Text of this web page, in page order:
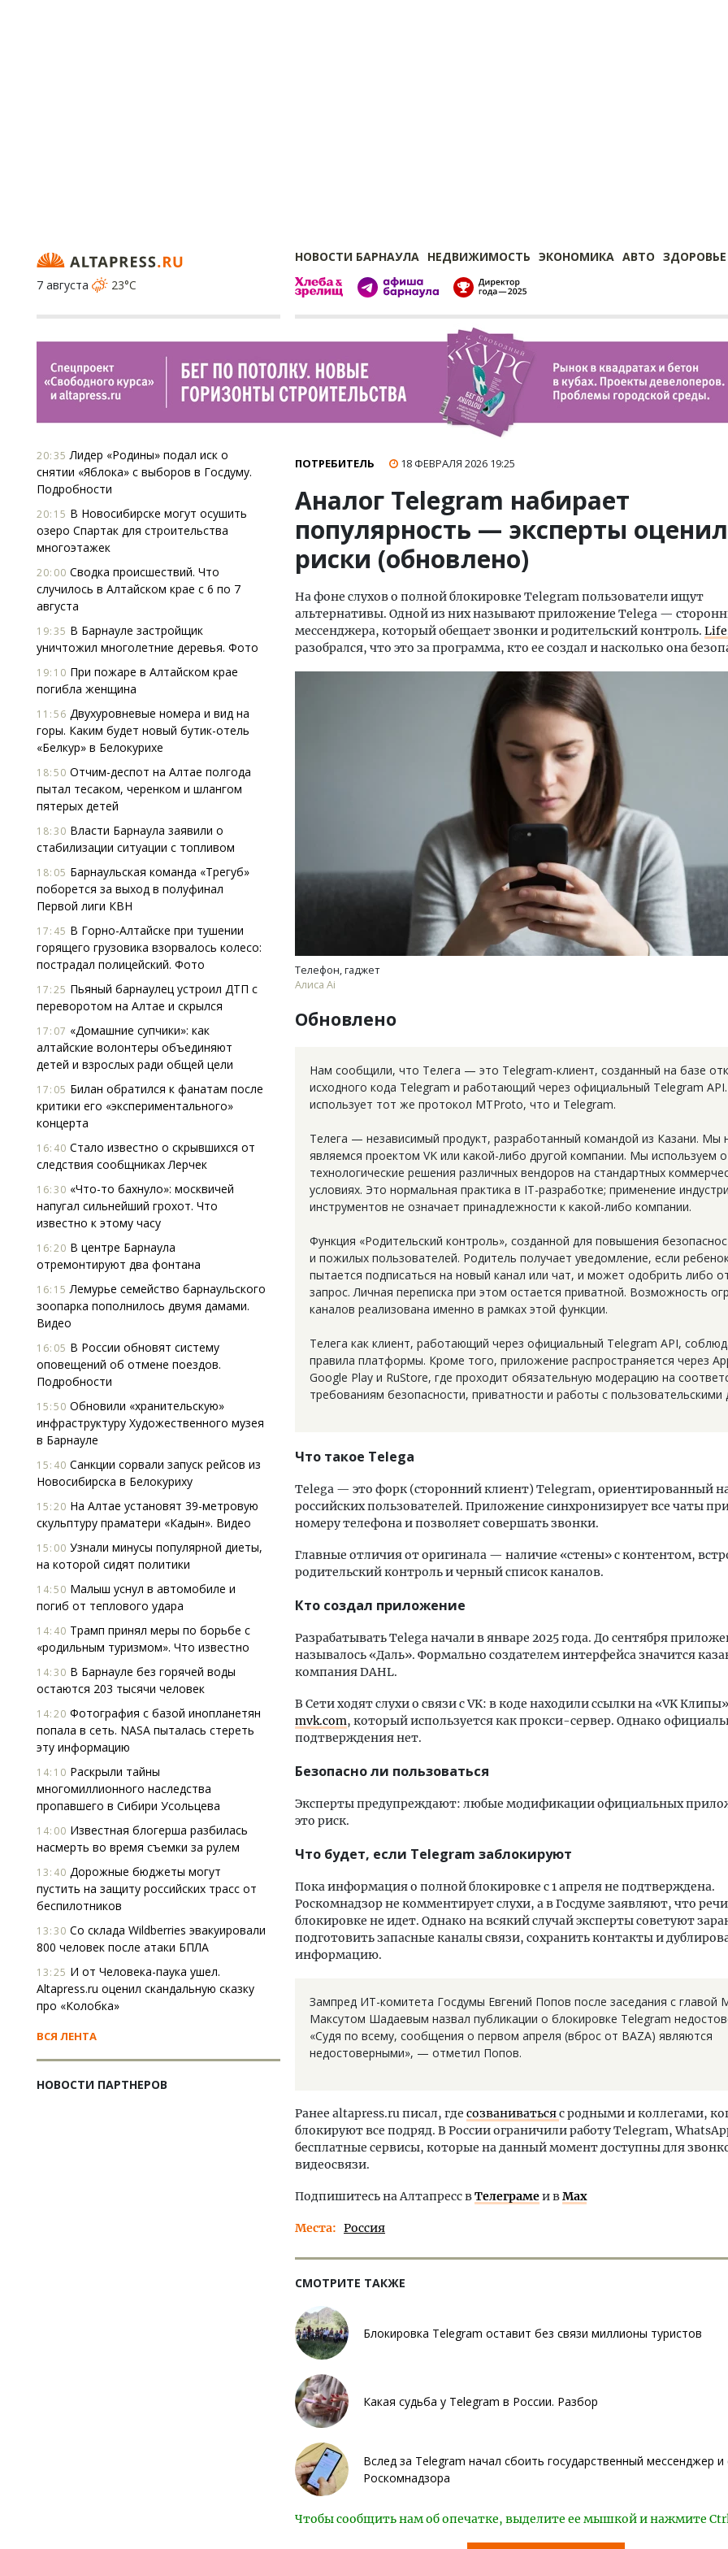
НОВОСТИ БАРНАУЛА НЕДВИЖИМОСТЬ ЭКОНОМИКА АВТО ЗДОРОВЬЕ
7 августа
23°C
20:35 Лидер «Родины» подал иск о
снятии «Яблока» с выборов в Госдуму.
Подробности
20:15 В Новосибирске могут осушить
озеро Спартак для строительства
многоэтажек
20:00 Сводка происшествий. Что
случилось в Алтайском крае с 6 по 7
августа
19:35 В Барнауле застройщик
уничтожил многолетние деревья. Фото
19:10 При пожаре в Алтайском крае
погибла женщина
11:56 Двухуровневые номера и вид на
горы. Каким будет новый бутик-отель
«Белкур» в Белокурихе
18:50 Отчим-деспот на Алтае полгода
пытал тесаком, черенком и шлангом
пятерых детей
18:30 Власти Барнаула заявили о
стабилизации ситуации с топливом
18:05 Барнаульская команда «Трегуб»
поборется за выход в полуфинал
Первой лиги КВН
17:45 В Горно-Алтайске при тушении
горящего грузовика взорвалось колесо:
пострадал полицейский. Фото
17:25 Пьяный барнаулец устроил ДТП с
переворотом на Алтае и скрылся
17:07 «Домашние супчики»: как
алтайские волонтеры объединяют
детей и взрослых ради общей цели
17:05 Билан обратился к фанатам после
критики его «экспериментального»
концерта
16:40 Стало известно о скрывшихся от
следствия сообщниках Лерчек
16:30 «Что-то бахнуло»: москвичей
напугал сильнейший грохот. Что
известно к этому часу
16:20 В центре Барнаула
отремонтируют два фонтана
16:15 Лемурье семейство барнаульского
зоопарка пополнилось двумя дамами.
Видео
16:05 В России обновят систему
оповещений об отмене поездов.
Подробности
15:50 Обновили «хранительскую»
инфраструктуру Художественного музея
в Барнауле
15:40 Санкции сорвали запуск рейсов из
Новосибирска в Белокуриху
15:20 На Алтае установят 39-метровую
скульптуру праматери «Кадын». Видео
15:00 Узнали минусы популярной диеты,
на которой сидят политики
14:50 Малыш уснул в автомобиле и
погиб от теплового удара
14:40 Трамп принял меры по борьбе с
«родильным туризмом». Что известно
14:30 В Барнауле без горячей воды
остаются 203 тысячи человек
14:20 Фотография с базой инопланетян
попала в сеть. NASA пыталась стереть
эту информацию
14:10 Раскрыли тайны
многомиллионного наследства
пропавшего в Сибири Усольцева
14:00 Известная блогерша разбилась
насмерть во время съемки за рулем
13:40 Дорожные бюджеты могут
пустить на защиту российских трасс от
беспилотников
13:30 Со склада Wildberries эвакуировали
800 человек после атаки БПЛА
13:25 И от Человека-паука ушел.
Altapress.ru оценил скандальную сказку
про «Колобка»
ВСЯ ЛЕНТА
НОВОСТИ ПАРТНЕРОВ
ПОТРЕБИТЕЛЬ 18 ФЕВРАЛЯ 2026 19:25
Аналог Telegram набирает
популярность — эксперты
риски (обновлено)
На фоне слухов о полной блокировке Telegram пользователи ищут
альтернативы. Одной из них называют приложение Telega —
мессенджера, который обещает звонки и родительский контроль.
разобрался, что это за программа, кто ее создал и насколько она
Телефон, гаджет
Алиса Аi
Обновлено
Нам сообщили, что Телега — это Telegram-клиент, созданный на базе
исходного кода Telegram и работающий через официальный Telegram
использует тот же протокол MTProto, что и Telegram.
Телега — независимый продукт, разработанный командой из Казани. Мы
являемся проектом VK или какой-либо другой компании. Мы используем
технологические решения различных вендоров на стандартных
условиях. Это нормальная практика в IT-разработке; применение
инструментов не означает принадлежности к какой-либо компании.
Функция «Родительский контроль», созданной для повышения
и пожилых пользователей. Родитель получает уведомление, если
пытается подписаться на новый канал или чат, и может одобрить либо
запрос. Личная переписка при этом остается приватной. Возможность
каналов реализована именно в рамках этой функции.
Телега как клиент, работающий через официальный Telegram API,
правила платформы. Кроме того, приложение распространяется через
Google Play и RuStore, где проходит обязательную модерацию на
требованиям безопасности, приватности и работы с пользовательскими
Что такое Telega
Telega — это форк (сторонний клиент) Telegram, ориентированный
российских пользователей. Приложение синхронизирует все чаты
номеру телефона и позволяет совершать звонки.
Главные отличия от оригинала — наличие «стены» с контентом,
родительский контроль и черный список каналов.
Кто создал приложение
Разрабатывать Telega начали в январе 2025 года. До сентября
называлось «Даль». Формально создателем интерфейса значится
компания DAHL.
В Сети ходят слухи о связи с VK: в коде находили ссылки на «VK
mvk.com, который используется как прокси-сервер. Однако
подтверждения нет.
Безопасно ли пользоваться
Эксперты предупреждают: любые модификации официальных
это риск.
Что будет, если Telegram заблокируют
Пока информация о полной блокировке с 1 апреля не подтверждена.
Роскомнадзор не комментирует слухи, а в Госдуме заявляют, что
блокировке не идет. Однако на всякий случай эксперты советуют
подготовить запасные каналы связи, сохранить контакты и
информацию.
Зампред ИТ-комитета Госдумы Евгений Попов после заседания с главой
Максутом Шадаевым назвал публикации о блокировке Telegram
«Судя по всему, сообщения о первом апреля (вброс от BAZA) являются
недостоверными», — отметил Попов.
Ранее altapress.ru писал, где созваниватьсяс родными и коллегами,
блокируют все подряд. В России ограничили работу Telegram,
бесплатные сервисы, которые на данный момент доступны для
видеосвязи.
Подпишитесь на Алтапресс вТелеграмеи вMax
Места Россия
СМОТРИТЕ ТАКЖЕ
Блокировка Telegram оставит без связи миллионы туристов
Какая судьба у Telegram в России. Разбор
Вслед за Telegram начал сбоить государственный мессенджер и
Роскомнадзора
Чтобы сообщить нам об опечатке, выделите ее мышкой и нажмите
Архитектурный код начинается с
земли. Мощение крупноформатными
плитами становится новым
стандартом благоустройства
СТРОИТЕЛЬСТВО
Смелость архитектурных
Генеральный директор
ЗИАС — об эстетике
трендах в фасадах и
СТРОИТЕЛЬСТВО